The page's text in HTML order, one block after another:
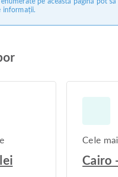
pe această pagină pot
informații.
Cele
Cairo